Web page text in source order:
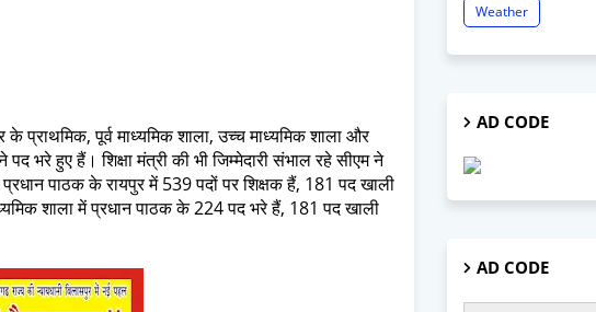
प्राथमिक, पूर्व माध्यमिक शाला, उच्च माध्यमिक शाला और
भरे हुए हैं। शिक्षा मंत्री की भी जिम्मेदारी संभाल रहे सीएम ने
पाठक के रायपुर में 539 पदों पर शिक्षक हैं, 181 पद खाली
शाला में प्रधान पाठक के 224 पद भरे हैं, 181 पद खाली
Weather
AD CODE
AD CODE